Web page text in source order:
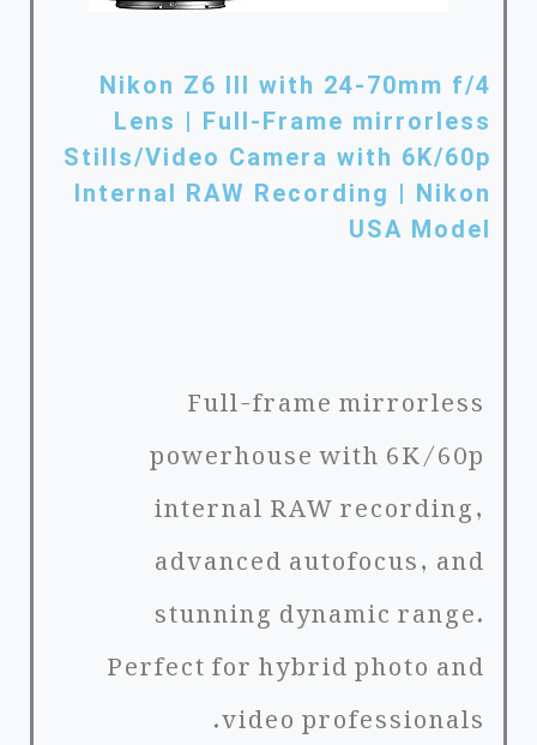
Nikon Z6 III with 24-70mm f/4
Lens | Full-Frame mirrorless
Stills/Video Camera with 6K/60p
Internal RAW Recording | Nikon
USA Model
Full-frame mirrorless
powerhouse with 6K/60p
internal RAW recording,
advanced autofocus, and
stunning dynamic range.
Perfect for hybrid photo and
video professionals.